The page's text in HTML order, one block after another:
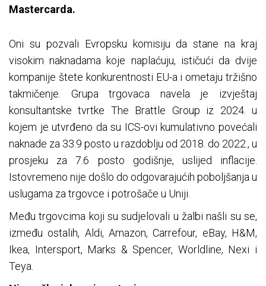
Mastercarda.
Oni su pozvali Evropsku komisiju da stane na kraj
visokim naknadama koje naplaćuju, ističući da dvije
kompanije štete konkurentnosti EU-a i ometaju tržišno
takmičenje. Grupa trgovaca navela je izvještaj
konsultantske tvrtke The Brattle Group iz 2024. u
kojem je utvrđeno da su ICS-ovi kumulativno povećali
naknade za 33.9 posto u razdoblju od 2018. do 2022., u
prosjeku za 7.6 posto godišnje, uslijed inflacije.
Istovremeno nije došlo do odgovarajućih poboljšanja u
uslugama za trgovce i potrošače u Uniji.
Među trgovcima koji su sudjelovali u žalbi našli su se,
između ostalih, Aldi, Amazon, Carrefour, eBay, H&M,
Ikea, Intersport, Marks & Spencer, Worldline, Nexi i
Teya.